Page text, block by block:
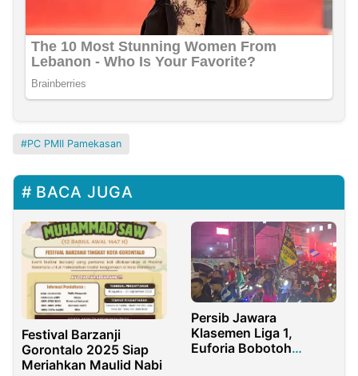
PC PMII Pamekasan
BACA JUGA
Festival Barzanji
Gorontalo 2025 Siap
Meriahkan Maulid Nabi
Persib Jawara
Klasemen Liga 1,
Euforia Bobotoh